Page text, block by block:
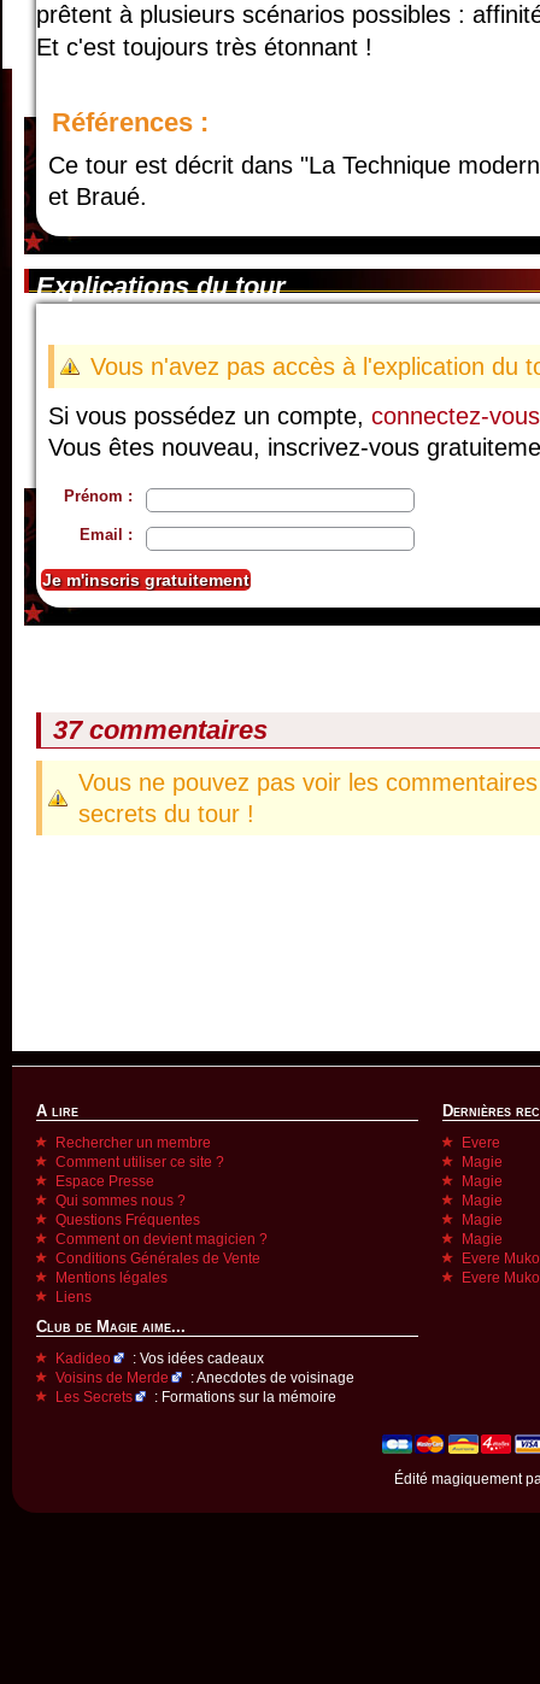
prêtent à plusieurs scénarios possibles :
Et c'est toujours très étonnant !
Références :
Ce tour est décrit dans "La Technique
et Braué.
Explications du tour
Vous n'avez pas accès à l'explication du
Si vous possédez un compte, connectez-vous
Vous êtes nouveau, inscrivez-vous
Prénom :
Email :
37 commentaires
Vous ne pouvez pas voir les
secrets du tour !
A lire
Rechercher un membre
Comment utiliser ce site ?
Espace Presse
Qui sommes nous ?
Questions Fréquentes
Comment on devient magicien ?
Conditions Générales de Vente
Mentions légales
Liens
Club de Magie aime...
Kadideo
: Vos idées cadeaux
Voisins de Merde
: Anecdotes de voisinage
Les Secrets
: Formations sur la mémoire
Dernières
Evere
Magie
Magie
Magie
Magie
Magie
Evere
Evere
Édité magiquement